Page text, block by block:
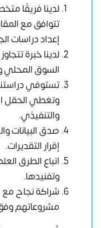
لدينا فريقًا
تتوافق مع
إعداد دراسات
السوق المحلي
تستوفي
وتغطي الحقل
والتنفيذي.
صدق البيانات
إقرار التقديرات.
اتباع الطرق
وتفنيدها.
شراكة نجاح مع
مشروعاتهم وفق